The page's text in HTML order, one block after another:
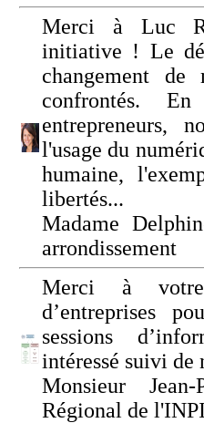
Merci à Luc
initiative ! Le
changement de
confrontés.
entrepreneurs,
l'usage du
humaine,
libertés...
Madame
arrondissement
Merci à
d’entreprises
sessions
intéressé suivi de
Monsieur
Régional de